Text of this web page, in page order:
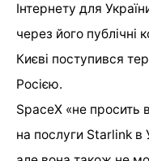
Інтернету для
через його публічні
Києві поступився
Росією.
SpaceX «не просить
на послуги Starlink в